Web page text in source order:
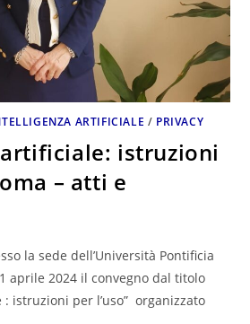
ARTIFICIALE / PRIVACY
istruzioni
– atti e
la sede dell’Università Pontificia
aprile 2024 il convegno dal titolo
istruzioni per l’uso” organizzato